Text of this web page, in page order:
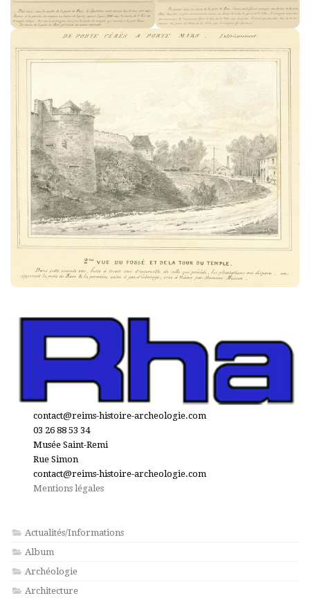
contact@reims-histoire-archeologie.com
03 26 88 53 34
Musée Saint-Remi
Rue Simon
contact@reims-histoire-archeologie.com
Mentions légales
Actualités/Informations
Album
Archéologie
Architecture